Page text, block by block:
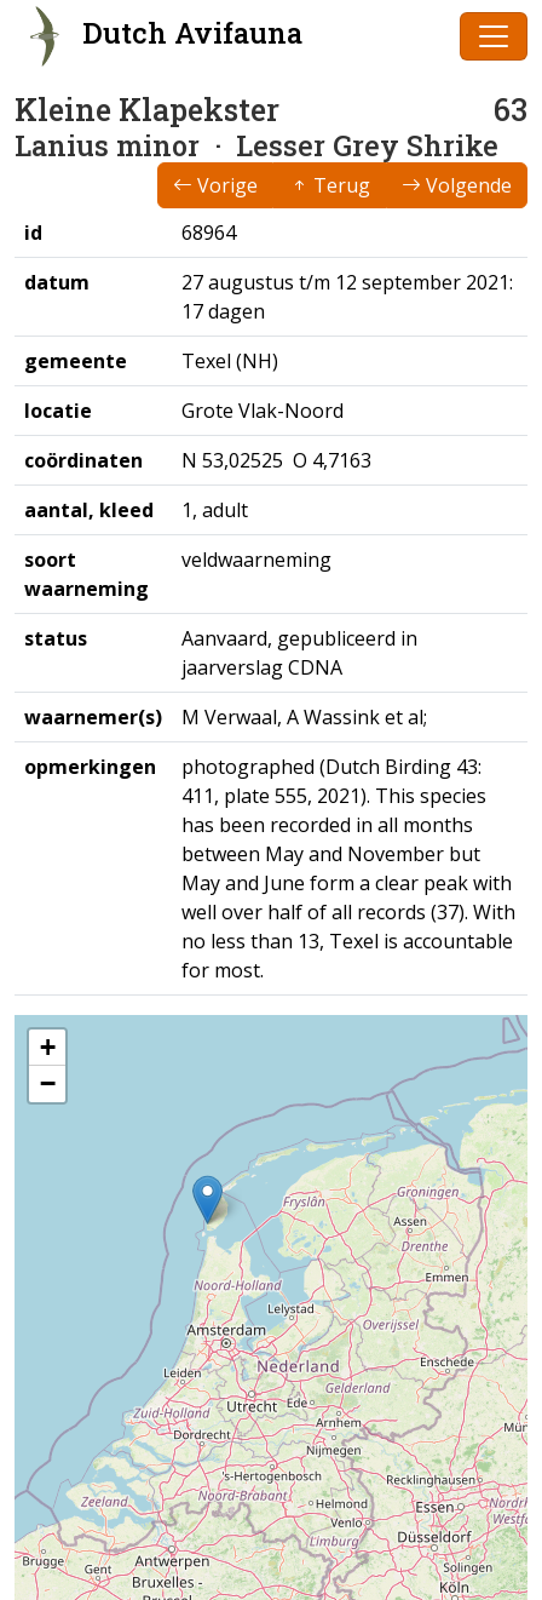
Dutch Avifauna
Kleine Klapekster 63
Lanius minor · Lesser Grey Shrike
Vorige Terug
Volgende
id
68964
datum
27 augustus t/m 12 september 2021:
17 dagen
gemeente
Texel (NH)
locatie
Grote Vlak-Noord
coördinaten
N 53,02525 O 4,7163
aantal, kleed
1, adult
soort
waarneming
veldwaarneming
status
Aanvaard, gepubliceerd in
jaarverslag CDNA
waarnemer(s)
M Verwaal, A Wassink et al;
opmerkingen
photographed (Dutch Birding 43:
411, plate 555, 2021). This species
has been recorded in all months
between May and November but
May and June form a clear peak with
well over half of all records (37). With
no less than 13, Texel is accountable
for most.
+
−